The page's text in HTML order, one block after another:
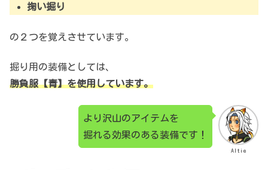
掬い掘り
の２つを覚えさせています。
掘り用の装備としては、
勝負服【青】を使用しています。
Altie
より沢山のアイテムを
掘れる効果のある装備です！